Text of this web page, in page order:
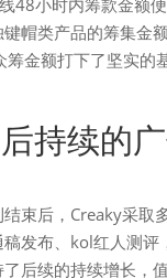
48小时内筹款金额
帽类产品的筹集金
金额打下了坚实的基
持续的
束后，Creaky采取
发布、kol红人测评
后续的持续增长，